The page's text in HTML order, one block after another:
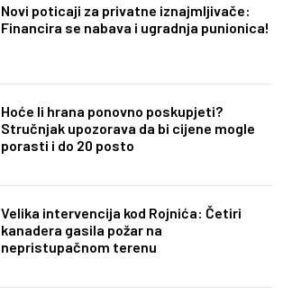
Novi poticaji za privatne iznajmljivače:
Financira se nabava i ugradnja punionica!
Hoće li hrana ponovno poskupjeti?
Stručnjak upozorava da bi cijene mogle
porasti i do 20 posto
Velika intervencija kod Rojnića: Četiri
kanadera gasila požar na
nepristupačnom terenu